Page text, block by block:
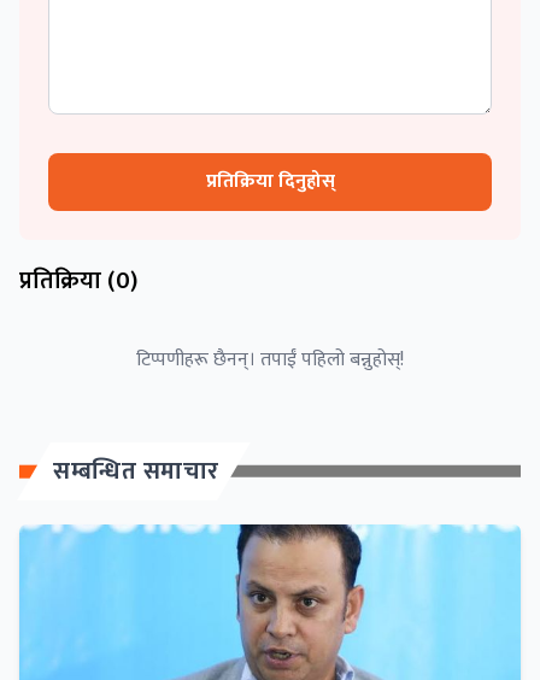
प्रतिक्रिया दिनुहोस्
प्रतिक्रिया (0)
टिप्पणीहरू छैनन्। तपाईं पहिलो बन्नुहोस्!
सम्बन्धित समाचार